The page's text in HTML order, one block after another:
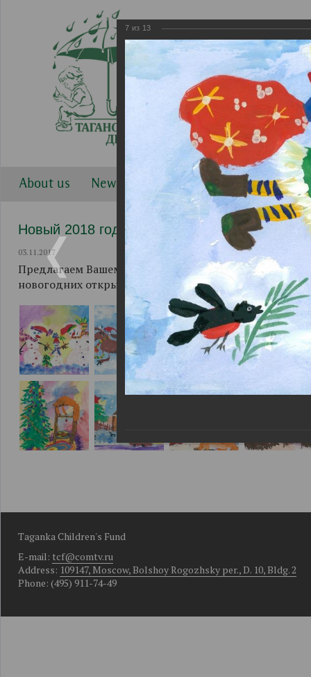
About us News Work directions Gallery
Новый 2018 год. Рисунки.
03.11.2017
Предлагаем Вашему вниманию рисунки
новогодних открыток.
Taganka Children's Fund
E-mail: tcf@comtv.ru
Address: 109147, Moscow, Bolshoy Rogozhsky per., D. 10, Bldg. 2
Phone: (495) 911-74-49
7 из 13